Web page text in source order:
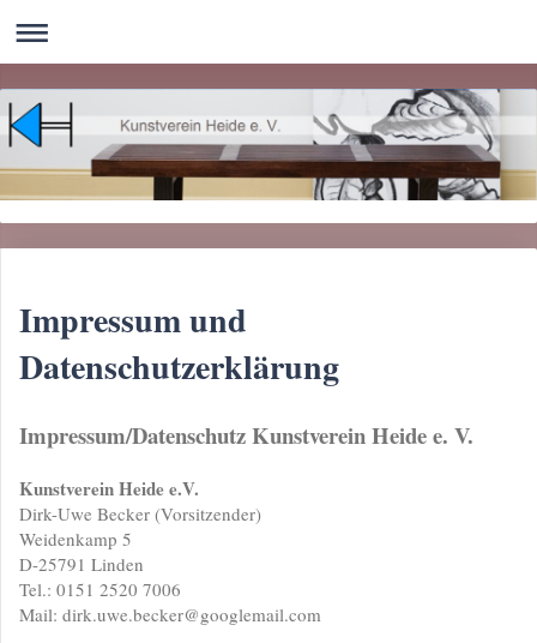
Impressum und
Datenschutzerklärung
Impressum/Datenschutz Kunstverein Heide e. V.
Kunstverein Heide e.V.
Dirk-Uwe Becker (Vorsitzender)
Weidenkamp 5
D-25791 Linden
Tel.: 0151 2520 7006
Mail: dirk.uwe.becker@googlemail.com